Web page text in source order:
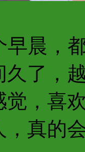
晨，
久了，
觉，喜
，真的